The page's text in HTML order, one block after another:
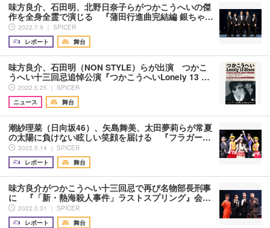
味方良介、石田明、北野日奈子らがつかこうへいの傑
作を全身全霊で演じる 『蒲田行進曲完結編 銀ちゃ…
2022.7.9 ｜ SPICER
レポート
舞台
味方良介、石田明（NON STYLE）らが出演 つかこ
うへい十三回忌追悼公演『つかこうへいLonely 13 …
2022.5.25 ｜ SPICER
ニュース
舞台
潮紗理菜（⽇向坂46）、矢島舞美、太田夢莉らが常夏
の太陽に負けない眩しい笑顔を届ける 『フラガー…
2022.5.14 ｜ SPICER
レポート
舞台
味方良介がつかこうへい十三回忌で再び名物部長刑事
に 『「新・熱海殺人事件」ラストスプリング』会…
2022.3.31 ｜ SPICER
レポート
舞台